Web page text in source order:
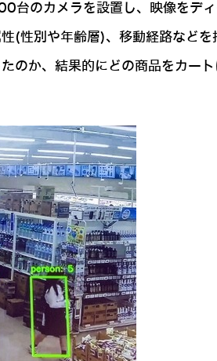
台のカメラを設置し、映像をデ
(性別や年齢層)、移動経路などを
のか、結果的にどの商品をカー